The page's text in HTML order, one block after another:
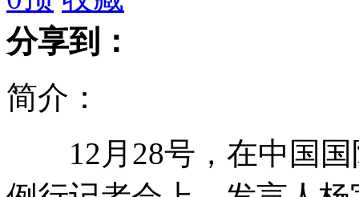
21岁女大学生将遗体捐给母校
萨科齐竞选时被丢鸡蛋藏酒吧1小时
分享到：
简介：
12月28号，在中国国